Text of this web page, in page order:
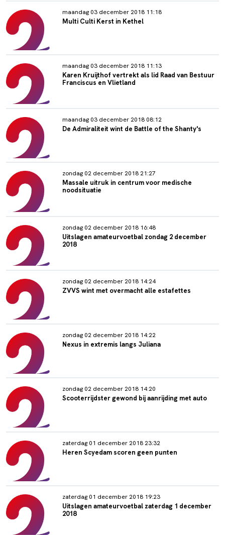
maandag 03 december 2018 11:18
Multi Culti Kerst in Kethel
maandag 03 december 2018 11:13
Karen Kruijthof vertrekt als lid Raad van Bestuur
Franciscus en Vlietland
maandag 03 december 2018 08:12
De Admiraliteit wint de Battle of the Shanty's
zondag 02 december 2018 21:27
Massale uitruk in centrum voor medische
noodsituatie
zondag 02 december 2018 16:48
Uitslagen amateurvoetbal zondag 2 december
2018
zondag 02 december 2018 14:24
ZVVS wint met overmacht alle estafettes
zondag 02 december 2018 14:22
Nexus in extremis langs Juliana
zondag 02 december 2018 14:20
Scooterrijdster gewond bij aanrijding met auto
zaterdag 01 december 2018 23:32
Heren Scyedam scoren geen punten
zaterdag 01 december 2018 19:23
Uitslagen amateurvoetbal zaterdag 1 december
2018